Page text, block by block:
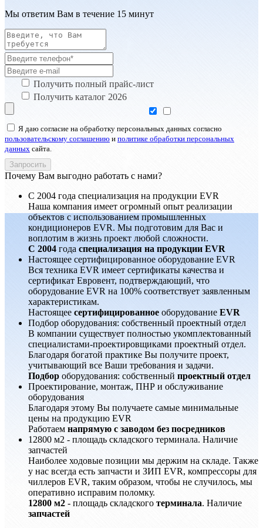
Мы ответим Вам в течение 15 минут
Получить полный прайс-лист
Получить каталог 2026
Я даю согласие на обработку персональных данных согласно
пользовательскому соглашению и политике обработки персональных
данных сайта.
Почему Вам выгодно работать с нами?
С 2004 года специализация на продукции EVR
Наша компания имеет огромный опыт реализации
объектов с использованием промышленных
кондиционеров EVR. Мы подготовим для Вас и
воплотим в жизнь проект любой сложности.
С 2004 года специализация на продукции EVR
Настоящее сертифицированное оборудование EVR
Вся техника EVR имеет сертификаты качества и
сертификат Евровент, подтверждающий, что
оборудование EVR на 100% соответствует заявленным
характеристикам.
Настоящее сертифицированное оборудование EVR
Подбор оборудования: собственный проектный отдел
В компании существует полностью укомплектованный
специалистами-проектировщиками проектный отдел.
Благодаря богатой практике Вы получите проект,
учитывающий все Ваши требования и задачи.
Подбор оборудования: собственный проектный отдел
Проектирование, монтаж, ПНР и обслуживание
оборудования
Благодаря этому Вы получаете самые минимальные
цены на продукцию EVR
Работаем напрямую с заводом без посредников
12800 м2 - площадь складского терминала. Наличие
запчастей
Наиболее ходовые позиции мы держим на складе. Также
у нас всегда есть запчасти и ЗИП EVR, компрессоры для
чиллеров EVR, таким образом, чтобы не случилось, мы
оперативно исправим поломку.
12800 м2 - площадь складского терминала. Наличие
запчастей